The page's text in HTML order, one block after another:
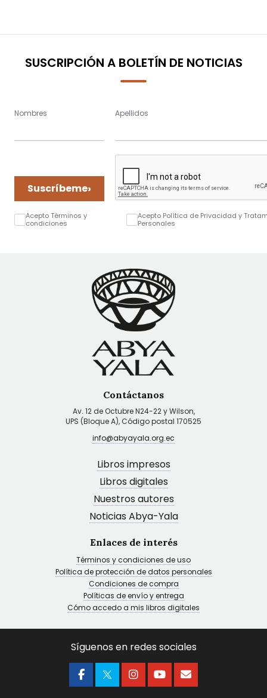
SUSCRIPCIÓN A BOLETÍN DE NOTICIAS
Nombres Apellidos
Suscríbeme›
Acepto Términos y
condiciones
Acepto Política de Privacidad y
Personales
Contáctanos
Av. 12 de Octubre N24-22 y Wilson,
UPS (Bloque A), Código postal 170525
info@abyayala.org.ec
Libros impresos
Libros digitales
Nuestros autores
Noticias Abya-Yala
Enlaces de interés
Términos y condiciones de uso
Política de protección de datos personales
Condiciones de compra
Políticas de envío y entrega
Cómo accedo a mis libros digitales
Síguenos en redes sociales